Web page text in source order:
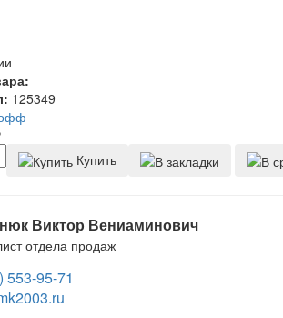
125349
Купить
Виктор Вениаминович
отдела продаж
553-95-71